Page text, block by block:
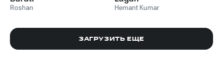
Roshan Hemant Kumar
ЗАГРУЗИТЬ ЕЩЕ